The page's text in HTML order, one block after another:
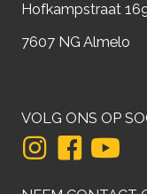
Hofkampstraat
7607 NG Almelo
VOLG ONS OP